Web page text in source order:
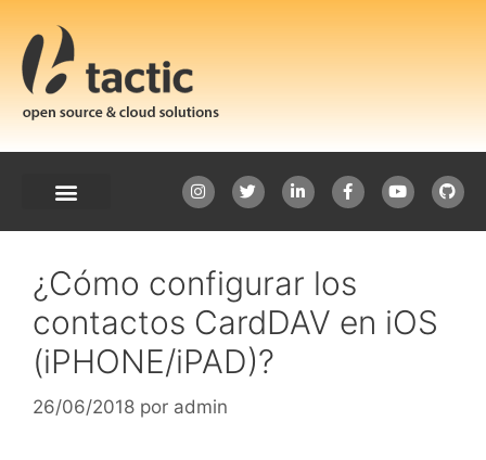
¿Cómo configurar los
contactos CardDAV en iOS
(iPHONE/iPAD)?
26/06/2018 por admin